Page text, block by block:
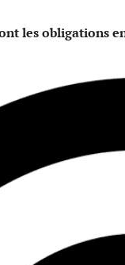
les obligations